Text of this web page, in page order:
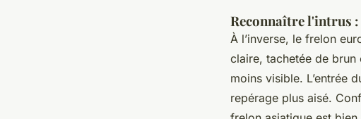
Reconnaître l'intrus
À l’inverse, le frelon
claire, tachetée de brun
moins visible. L’entrée
repérage plus aisé.